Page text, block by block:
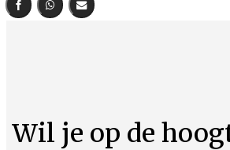
Wil je op de